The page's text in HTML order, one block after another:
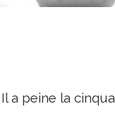
a peine la